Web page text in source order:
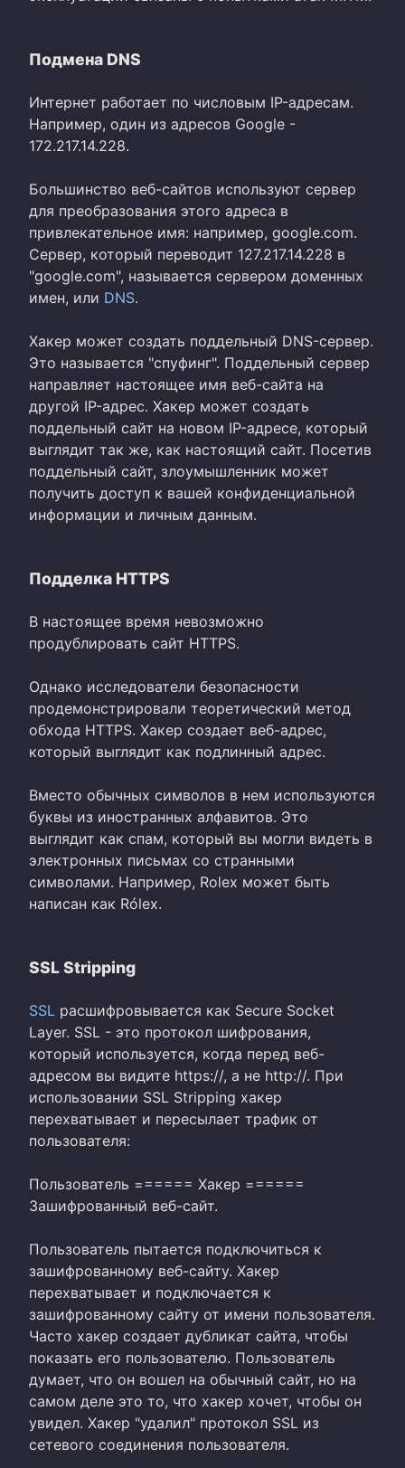
Подмена DNS
Интернет работает по числовым IP-адресам.
Например, один из адресов Google -
172.217.14.228.
Большинство веб-сайтов используют сервер
для преобразования этого адреса в
привлекательное имя: например, google.com.
Сервер, который переводит 127.217.14.228 в
"google.com", называется сервером доменных
имен, или DNS.
Хакер может создать поддельный DNS-сервер.
Это называется "спуфинг". Поддельный сервер
направляет настоящее имя веб-сайта на
другой IP-адрес. Хакер может создать
поддельный сайт на новом IP-адресе, который
выглядит так же, как настоящий сайт. Посетив
поддельный сайт, злоумышленник может
получить доступ к вашей конфиденциальной
информации и личным данным.
Подделка HTTPS
В настоящее время невозможно
продублировать сайт HTTPS.
Однако исследователи безопасности
продемонстрировали теоретический метод
обхода HTTPS. Хакер создает веб-адрес,
который выглядит как подлинный адрес.
Вместо обычных символов в нем используются
буквы из иностранных алфавитов. Это
выглядит как спам, который вы могли видеть в
электронных письмах со странными
символами. Например, Rolex может быть
написан как Rólex.
SSL Stripping
SSL расшифровывается как Secure Socket
Layer. SSL - это протокол шифрования,
который используется, когда перед веб-
адресом вы видите https://, а не http://. При
использовании SSL Stripping хакер
перехватывает и пересылает трафик от
пользователя:
Пользователь ====== Хакер ======
Зашифрованный веб-сайт.
Пользователь пытается подключиться к
зашифрованному веб-сайту. Хакер
перехватывает и подключается к
зашифрованному сайту от имени пользователя.
Часто хакер создает дубликат сайта, чтобы
показать его пользователю. Пользователь
думает, что он вошел на обычный сайт, но на
самом деле это то, что хакер хочет, чтобы он
увидел. Хакер "удалил" протокол SSL из
сетевого соединения пользователя.